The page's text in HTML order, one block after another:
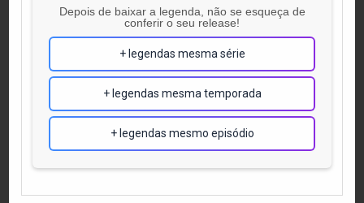
Depois de baixar a legenda, não se esqueça de
conferir o seu release!
+ legendas mesma série
+ legendas mesma temporada
+ legendas mesmo episódio